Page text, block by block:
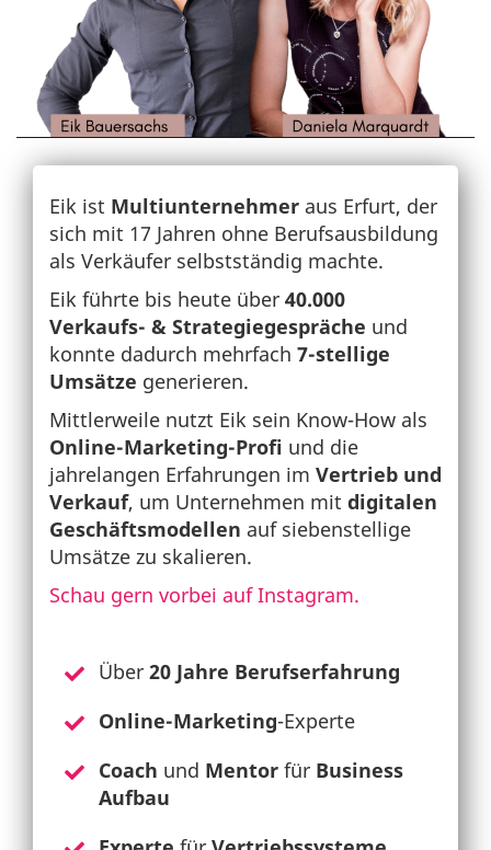
Eik ist Multiunternehmer aus Erfurt, der
sich mit 17 Jahren ohne Berufsausbildung
als Verkäufer selbstständig machte.
Eik führte bis heute über 40.000
Verkaufs- & Strategiegespräche und
konnte dadurch mehrfach 7-stellige
Umsätze generieren.
Mittlerweile nutzt Eik sein Know-How als
Online-Marketing-Profi und die
jahrelangen Erfahrungen im Vertrieb und
Verkauf, um Unternehmen mit digitalen
Geschäftsmodellen auf siebenstellige
Umsätze zu skalieren.
Schau gern vorbei auf Instagram.
Über 20 Jahre Berufserfahrung
Online-Marketing-Experte
Coach und Mentor für Business
Aufbau